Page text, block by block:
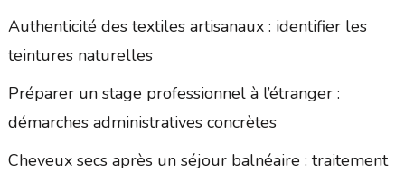
Authenticité des textiles artisanaux : identifier les
teintures naturelles
Préparer un stage professionnel à l’étranger :
démarches administratives concrètes
Cheveux secs après un séjour balnéaire : traitement